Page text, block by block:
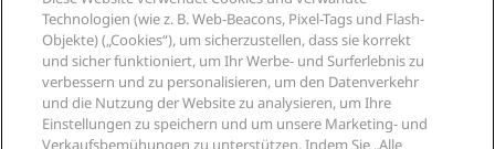
Neue und aufstrebende Hotels
Radisson Hotels APP
„Sports Approved“-Hotels
Familienfreundliche Hotels
Gesundheit & Sicherheit
Radisson Hotel Group
Medien
Karriere RHG
Karriere PPHE
Karrieren EHL
The Club by RHG
Rechtliches
Privacy Centre
Rechtliche Hinweise
Radisson Rewards Geschäftsbedingungen
Website-Nutzungsvereinbarung
Hilfe
Verbrauchermeldungen
Soziale Medien
Technologien (wie z. B. Web-Beacons, Pixel-Tags und Flash-
Objekte) („Cookies“), um sicherzustellen, dass sie korrekt
und sicher funktioniert, um Ihr Werbe- und Surferlebnis zu
verbessern und zu personalisieren, um den Datenverkehr
und die Nutzung der Website zu analysieren, um Ihre
Einstellungen zu speichern und um unsere Marketing- und
Verkaufsbemühungen zu unterstützen. Indem Sie „Alle